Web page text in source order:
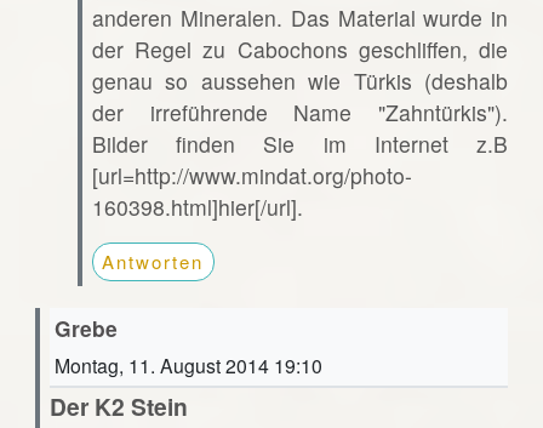
anderen Mineralen. Das Material wurde in
der Regel zu Cabochons geschliffen, die
genau so aussehen wie Türkis (deshalb
der irreführende Name "Zahntürkis").
Bilder finden Sie im Internet z.B
[url=http://www.mindat.org/photo-
160398.html]hier[/url].
Antworten
Grebe
Montag, 11. August 2014 19:10
Der K2 Stein